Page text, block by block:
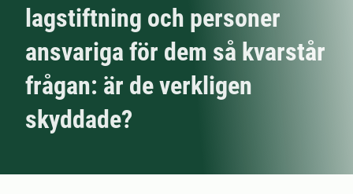
lagstiftning och personer
ansvariga för dem så kvarstår
frågan: är de verkligen
skyddade?